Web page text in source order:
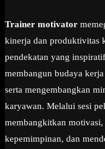
Trainer motivator
kinerja dan produktivitas
pendekatan yang
membangun budaya
serta mengembangkan
karyawan. Melalui sesi
membangkitkan
kepemimpinan, dan